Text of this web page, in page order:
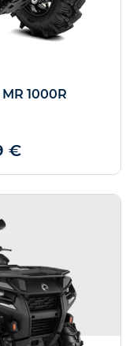
1000R
€